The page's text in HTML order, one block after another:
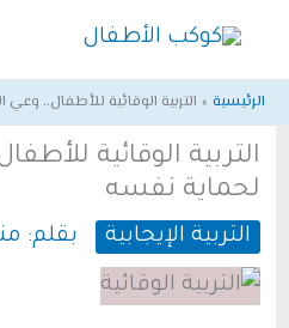
المحتوى
الرئيسية التربية الوقائية للأطفال..
التربية الوقائية
لحماية نفسه
التربية الإيجابية بقلم: